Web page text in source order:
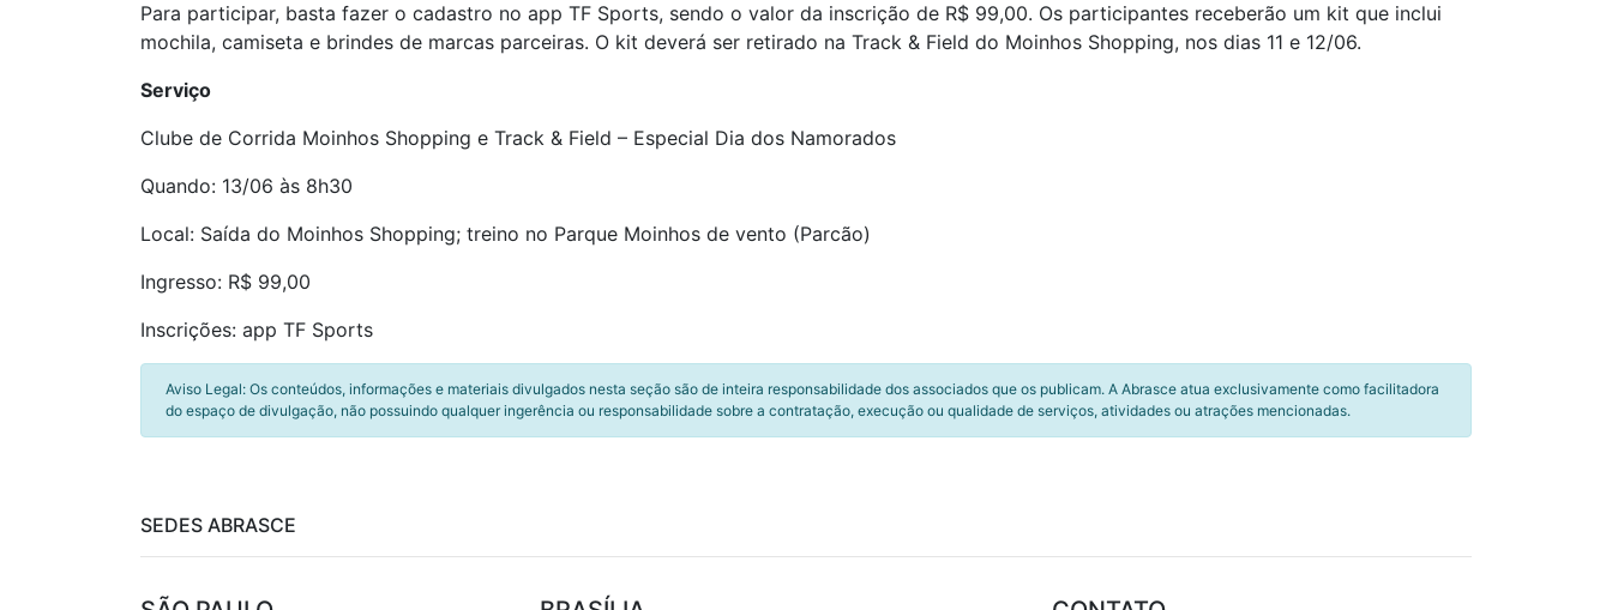
Para participar, basta fazer o cadastro no app TF Sports, sendo o valor da inscrição de R$ 99,00. Os participantes receberão um kit que inclui
mochila, camiseta e brindes de marcas parceiras. O kit deverá ser retirado na Track & Field do Moinhos Shopping, nos dias 11 e 12/06.
Serviço
Clube de Corrida Moinhos Shopping e Track & Field – Especial Dia dos Namorados
Quando: 13/06 às 8h30
Local: Saída do Moinhos Shopping; treino no Parque Moinhos de vento (Parcão)
Ingresso: R$ 99,00
Inscrições: app TF Sports
Aviso Legal: Os conteúdos, informações e materiais divulgados nesta seção são de inteira responsabilidade dos associados que os publicam. A Abrasce atua exclusivamente como facilitadora
do espaço de divulgação, não possuindo qualquer ingerência ou responsabilidade sobre a contratação, execução ou qualidade de serviços, atividades ou atrações mencionadas.
SEDES ABRASCE